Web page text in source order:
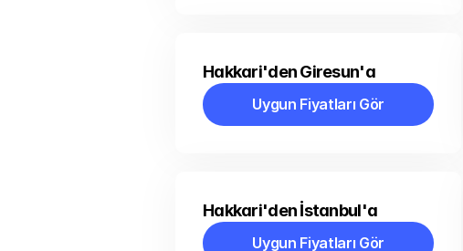
Hakkari'den Giresun'a
Uygun Fiyatları Gör
Uygun Fiyatları Gör
Hakkari'den İstanbul'a
Uygun Fiyatları Gör